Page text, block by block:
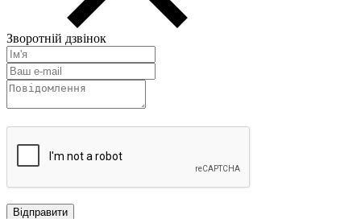
Зворотній дзвінок